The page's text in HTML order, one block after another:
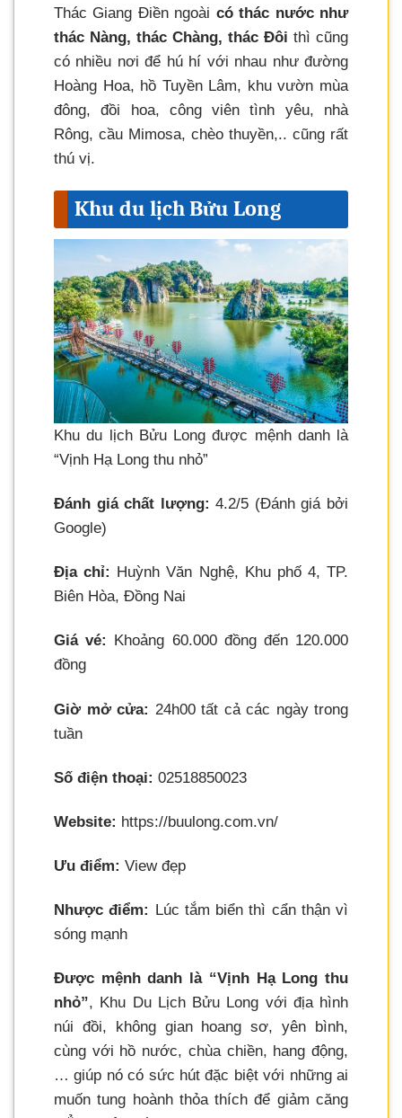
Thác Giang Điền ngoài có thác nước như
thác Nàng, thác Chàng, thác Đôi thì cũng
có nhiều nơi để hú hí với nhau như đường
Hoàng Hoa, hồ Tuyền Lâm, khu vườn mùa
đông, đồi hoa, công viên tình yêu, nhà
Rông, cầu Mimosa, chèo thuyền,.. cũng rất
thú vị.
Khu du lịch Bửu Long
Khu du lịch Bửu Long được mệnh danh là
“Vịnh Hạ Long thu nhỏ”
Đánh giá chất lượng: 4.2/5 (Đánh giá bởi
Google)
Địa chỉ:
Huỳnh Văn Nghệ, Khu phố 4, TP.
Biên Hòa, Đồng Nai
Giá vé:
Khoảng 60.000 đồng đến 120.000
đồng
Giờ mở cửa: 24h00 tất cả các ngày trong
tuần
Số điện thoại: 02518850023
Website: https://buulong.com.vn/
Ưu điểm: View đẹp
Nhược điểm: Lúc tắm biển thì cẩn thận vì
sóng mạnh
Được mệnh danh là “Vịnh Hạ Long thu
nhỏ”, Khu Du Lịch Bửu Long với địa hình
núi đồi, không gian hoang sơ, yên bình,
cùng với hồ nước, chùa chiền, hang động,
… giúp nó có sức hút đặc biệt với những ai
muốn tung hoành thỏa thích để giảm căng